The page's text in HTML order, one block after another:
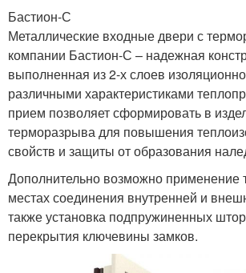
Бастион-С
Металлические входные двери с
компании Бастион-С – надежная
выполненная из 2-х слоев
различными характеристиками
прием позволяет сформировать в
терморазрыва для повышения
свойств и защиты от образования
Дополнительно возможно применение
местах соединения внутренней и
также установка подпружиненных
перекрытия ключевины замков.